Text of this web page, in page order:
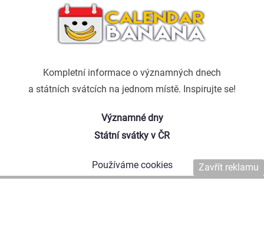
Kompletní informace o významných dnech
a státních svátcích na jednom místě. Inspirujte se!
Významné dny
Státní svátky v ČR
Používáme cookies
Zavřít reklamu